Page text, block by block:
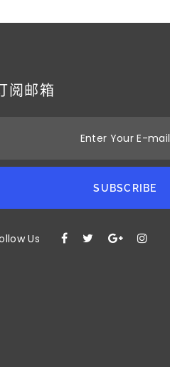
阅邮箱
Enter Your E-mail
SUBSCRIBE
Us